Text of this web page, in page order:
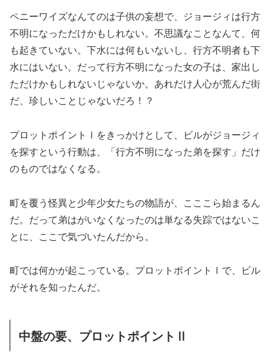
ペニーワイズなんてのは子供の妄想で、ジョージィは行方
不明になっただけかもしれない。不思議なことなんて、何
も起きていない。下水には何もいないし、行方不明者も下
水にはいない。だって行方不明になった女の子は、家出し
ただけかもしれないじゃないか。あれだけ人心が荒んだ街
だ、珍しいことじゃないだろ！？
プロットポイントⅠをきっかけとして、ビルがジョージィ
を探すという行動は、「行方不明になった弟を探す」だけ
のものではなくなる。
町を覆う怪異と少年少女たちの物語が、こここら始まるん
だ。だって弟はがいなくなったのは単なる失踪ではないこ
とに、ここで気づいたんだから。
町では何かが起こっている。プロットポイントⅠで、ビル
がそれを知ったんだ。
中盤の要、プロットポイントⅡ